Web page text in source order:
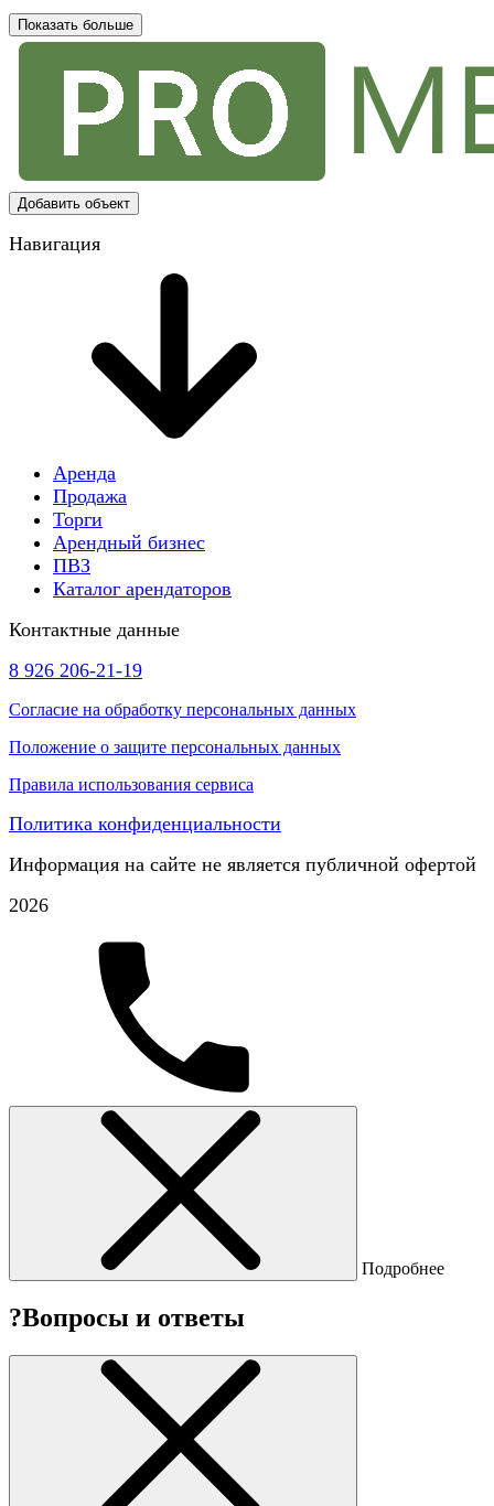
Показать больше
Добавить объект
Навигация
Аренда
Продажа
Торги
Арендный бизнес
ПВЗ
Каталог арендаторов
Контактные данные
8 926 206-21-19
Согласие на обработку персональных данных
Положение о защите персональных данных
Правила использования сервиса
Политика конфиденциальности
Информация на сайте не является публичной офертой
2026
Подробнее
?Вопросы и ответы